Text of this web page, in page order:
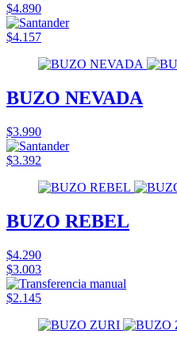
$4.890
$4.157
BUZO NEVADA
$3.990
$3.392
BUZO REBEL
$4.290
$3.003
$2.145